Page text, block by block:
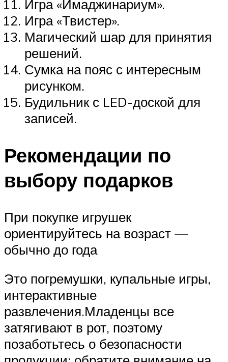
Игра «Имаджинариум».
Игра «Твистер».
Магический шар для принятия
решений.
Сумка на пояс с интересным
рисунком.
Будильник с LED-доской для
записей.
Рекомендации по
выбору подарков
При покупке игрушек
ориентируйтесь на возраст —
обычно до года
Это погремушки, купальные игры,
интерактивные
развлечения.Младенцы все
затягивают в рот, поэтому
позаботьтесь о безопасности